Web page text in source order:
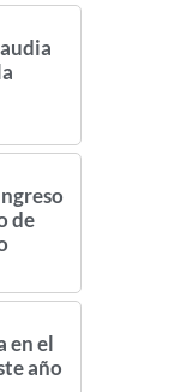
de
en el
año